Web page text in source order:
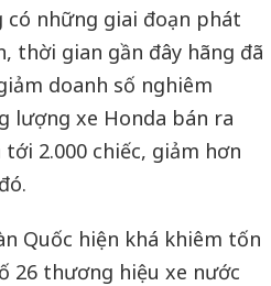
có những giai đoạn phát
thời gian gần đây hãng đã
doanh số nghiêm
lượng xe Honda bán ra
2.000 chiếc, giảm hơn
Quốc hiện khá khiêm tốn
26 thương hiệu xe nước